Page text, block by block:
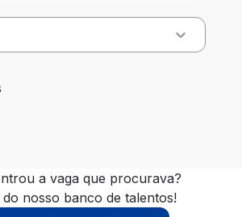
para 0 filtros aplicados
a vaga que procurava?
do nosso banco de talentos!